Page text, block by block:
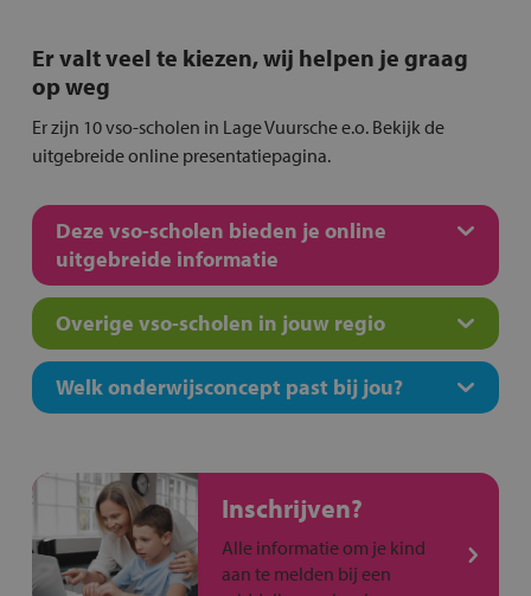
Er valt veel te kiezen, wij helpen je graag
op weg
Er zijn 10 vso-scholen in Lage Vuursche e.o. Bekijk de
uitgebreide online presentatiepagina.
Deze vso-scholen bieden je online
uitgebreide informatie
Overige vso-scholen in jouw regio
Welk onderwijsconcept past bij jou?
Inschrijven?
Alle informatie om je kind
aan te melden bij een